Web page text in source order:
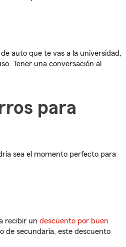
auto que te vas a la universidad,
Tener una conversación al
para
sea el momento perfecto para
recibir un descuento por buen
de secundaria, este descuento